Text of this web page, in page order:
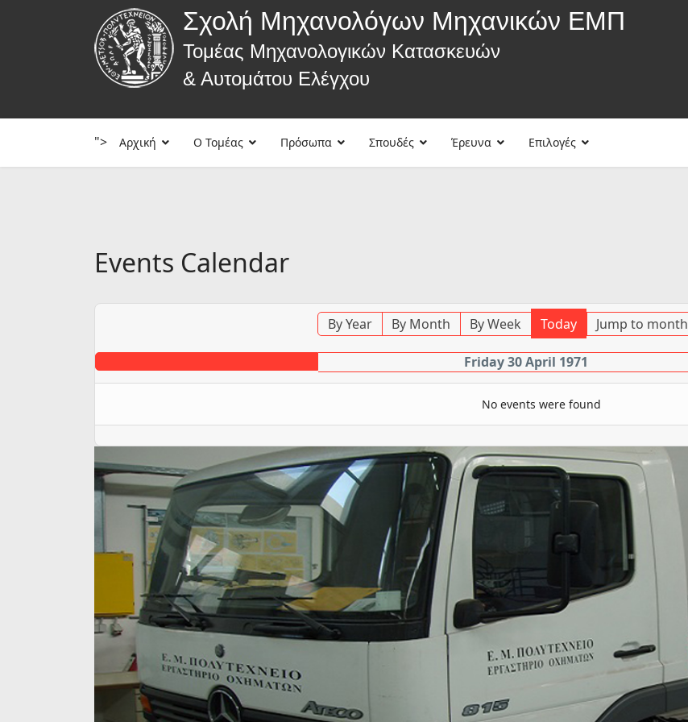
Σχολή Μηχανολόγων Μηχανικών ΕΜΠ
Τομέας Μηχανολογικών Κατασκευών
& Αυτομάτου Ελέγχου
">
Αρχική Ο Τομέας Πρόσωπα Σπουδές Έρευνα Επιλογές
Events Calendar
By Year By Month By Week Today Jump to month
Friday 30 April 1971
No events were found